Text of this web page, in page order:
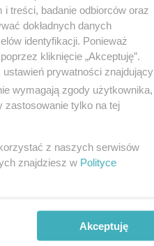
treści, badanie odbiorców oraz
dokładnych danych
identyfikacji. Ponieważ
kliknięcie „Akceptuję”.
prywatności znajdujący
wymagają zgody użytkownika,
zastosowanie tylko na tej
z naszych serwisów
znajdziesz w Polityce
Akceptuję